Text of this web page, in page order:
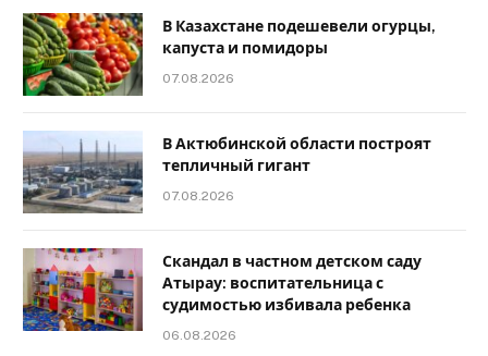
В Казахстане подешевели огурцы,
капуста и помидоры
07.08.2026
В Актюбинской области построят
тепличный гигант
07.08.2026
Скандал в частном детском саду
Атырау: воспитательница с
судимостью избивала ребенка
06.08.2026